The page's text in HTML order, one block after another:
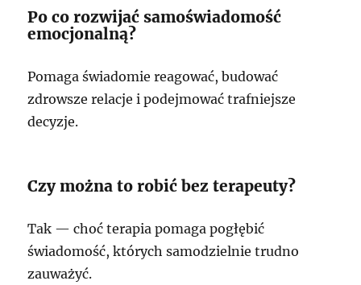
Po co rozwijać samoświadomość
emocjonalną?
Pomaga świadomie reagować, budować
zdrowsze relacje i podejmować trafniejsze
decyzje.
Czy można to robić bez terapeuty?
Tak — choć terapia pomaga pogłębić
świadomość, których samodzielnie trudno
zauważyć.